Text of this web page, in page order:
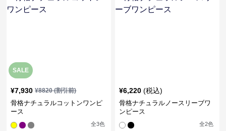
SALE
¥7,930 ¥8820(割引前)
骨格ナチュラルコットンワンピ
ース
全3色
¥6,220 (税込)
骨格ナチュラルノースリーブワ
ンピース
全2色